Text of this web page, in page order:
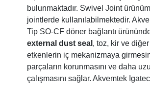
bulunmaktadır. Swivel Joint
jointlerde kullanılabilmektedir.
Tip SO-CF döner bağlantı
external dust seal , toz, kir ve diğer
etkenlerin iç mekanizmaya
parçaların korunmasını ve daha
çalışmasını sağlar. Akvemtek